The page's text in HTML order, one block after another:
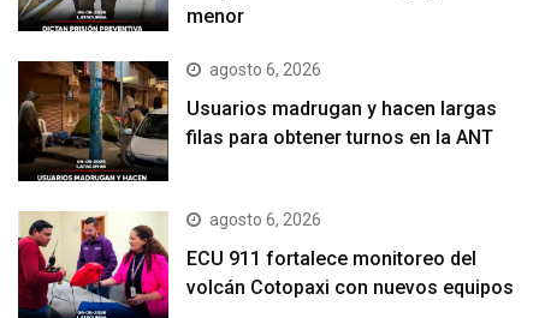
menor
agosto 6, 2026
Usuarios madrugan y hacen largas
filas para obtener turnos en la ANT
agosto 6, 2026
ECU 911 fortalece monitoreo del
volcán Cotopaxi con nuevos equipos